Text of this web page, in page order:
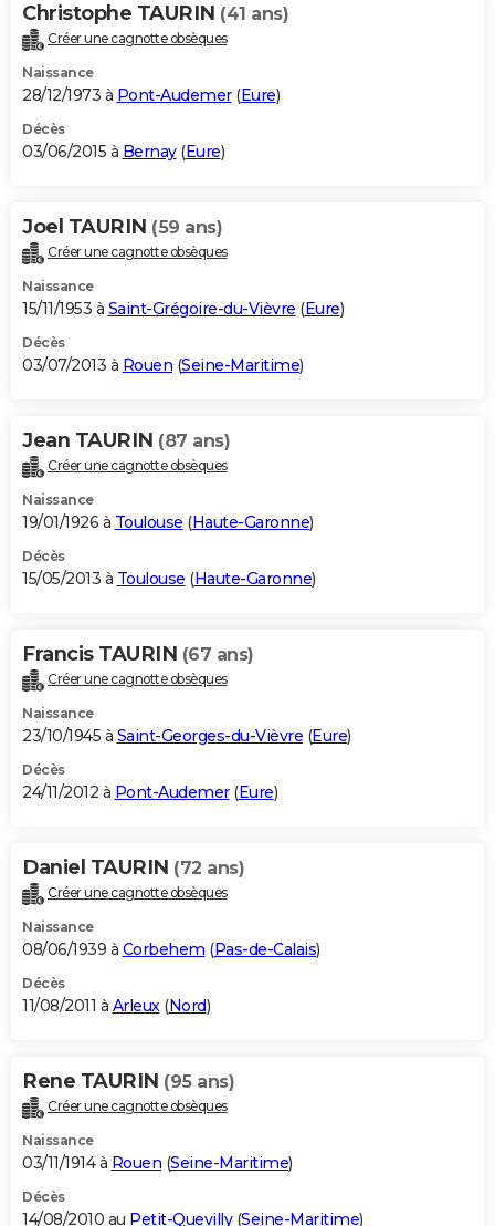
Christophe TAURIN (41 ans)
Créer une cagnotte obsèques
Naissance
28/12/1973 à Pont-Audemer(Eure)
Décès
03/06/2015 à Bernay(Eure)
Joel TAURIN (59 ans)
Créer une cagnotte obsèques
Naissance
15/11/1953 à Saint-Grégoire-du-Vièvre (Eure)
Décès
03/07/2013 à Rouen (Seine-Maritime)
Jean TAURIN (87 ans)
Créer une cagnotte obsèques
Naissance
19/01/1926 à Toulouse (Haute-Garonne)
Décès
15/05/2013 à Toulouse (Haute-Garonne)
Francis TAURIN (67 ans)
Créer une cagnotte obsèques
Naissance
23/10/1945 à Saint-Georges-du-Vièvre (Eure)
Décès
24/11/2012 à Pont-Audemer(Eure)
Daniel TAURIN (72 ans)
Créer une cagnotte obsèques
Naissance
08/06/1939 à Corbehem (Pas-de-Calais)
Décès
11/08/2011 à Arleux(Nord)
Rene TAURIN (95 ans)
Créer une cagnotte obsèques
Naissance
03/11/1914 à Rouen (Seine-Maritime)
Décès
14/08/2010 au Petit-Quevilly(Seine-Maritime)